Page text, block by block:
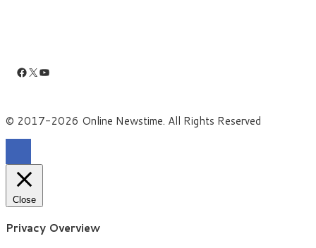
Facebook
X YouTube
© 2017-2026 Online Newstime. All Rights Reserved
Close
Privacy Overview